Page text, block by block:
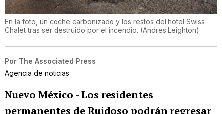
En la foto, un coche carbonizado y los restos del hotel Swiss
Chalet tras ser destruido por el incendio. (Andres Leighton)
Por The Associated Press
Agencia de noticias
Nuevo México -Los residentes
permanentes de Ruidoso podrán regresar